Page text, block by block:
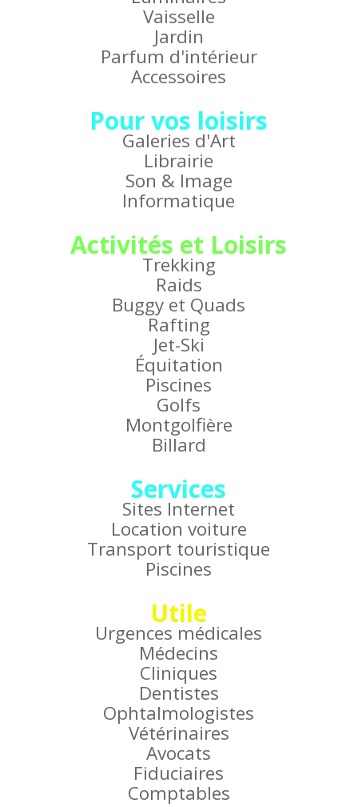
Vaisselle
Jardin
Parfum d'intérieur
Accessoires
Pour vos loisirs
Galeries d'Art
Librairie
Son & Image
Informatique
Activités et Loisirs
Trekking
Raids
Buggy et Quads
Rafting
Jet-Ski
Équitation
Piscines
Golfs
Montgolfière
Billard
Services
Sites Internet
Location voiture
Transport touristique
Piscines
Utile
Urgences médicales
Médecins
Cliniques
Dentistes
Ophtalmologistes
Vétérinaires
Avocats
Fiduciaires
Comptables